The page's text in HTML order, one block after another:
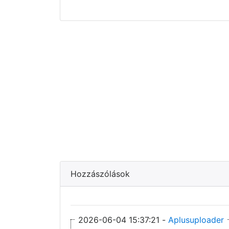
Hozzászólások
2026-06-04 15:37:21 - Aplusuploader